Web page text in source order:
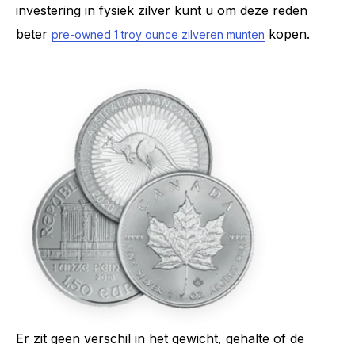
investering in fysiek zilver kunt u om deze reden
beter pre-owned 1 troy ounce zilveren munten kopen.
Er zit geen verschil in het gewicht, gehalte of de